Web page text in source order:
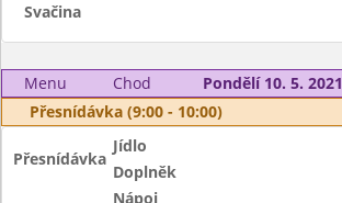
Svačina
Menu Chod
Pondělí 10. 5. 2021
Přesnídávka (9:00 - 10:00)
Přesnídávka
Jídlo
Doplněk
Nápoj